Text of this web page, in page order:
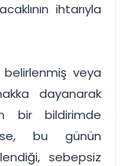
ihtarıyla
veya
dayanarak
bir bildirimde
bu günün
sebepsiz